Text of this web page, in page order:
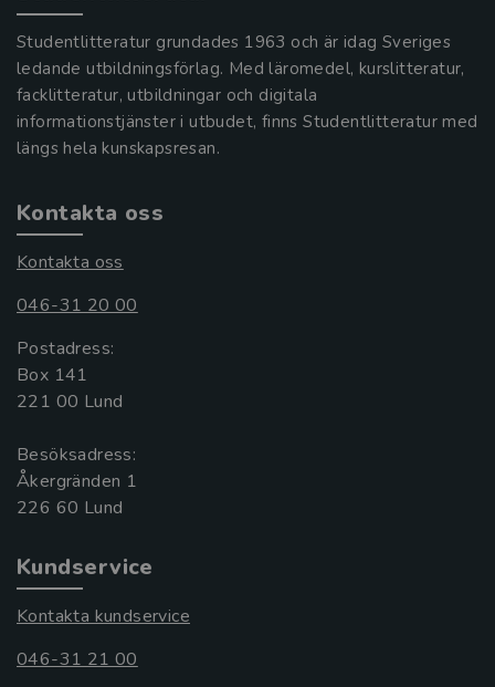
Studentlitteratur grundades 1963 och är idag Sveriges
ledande utbildningsförlag. Med läromedel, kurslitteratur,
facklitteratur, utbildningar och digitala
informationstjänster i utbudet, finns Studentlitteratur med
längs hela kunskapsresan.
Kontakta oss
Kontakta oss
046-31 20 00
Postadress:
Box 141
221 00 Lund
Besöksadress:
Åkergränden 1
Kundservice
Kontakta kundservice
046-31 21 00